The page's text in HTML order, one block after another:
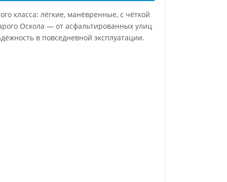
класса: лёгкие, манёвренные, с чёткой
Оскола — от асфальтированных улиц
в повседневной эксплуатации.